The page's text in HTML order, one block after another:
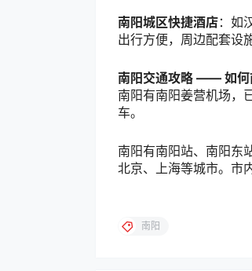
南阳城区快捷酒店：如
出行方便，周边配套设
南阳交通攻略 —— 如
南阳有南阳姜营机场，
车。
南阳有南阳站、南阳东
北京、上海等城市。市
南阳